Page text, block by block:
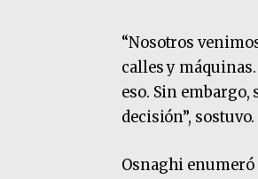
“Nosotros
calles y
eso. Sin embargo,
decisión”, sostuvo.
Osnaghi